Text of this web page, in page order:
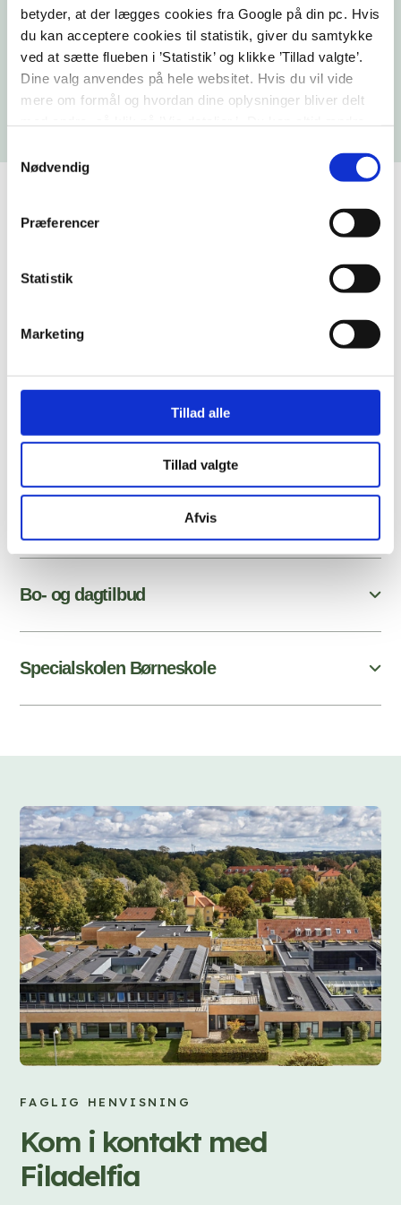
betyder, at der lægges cookies fra Google på din pc. Hvis
du kan acceptere cookies til statistik, giver du samtykke
ved at sætte flueben i ’Statistik’ og klikke ’Tillad valgte’.
Dine valg anvendes på hele websitet. Hvis du vil vide
mere om formål og hvordan dine oplysninger bliver delt
i nederste venstre hjørne på websitet.
Nødvendig
Præferencer
Statistik
Marketing
Tillad alle
Tillad valgte
Afvis
Bo- og dagtilbud
Kommunerne er den myndighed, som henviser til
bo- og dagtilbud.
FAGLIG HENVISNING
Sundhedsstyrelsen
Epilepsihospitalet er godkendt af
dage, har patienten ret til at vælge behandling på
Epilepsihospitalet, som har en aftale med Danske
Regioner.
Center for Neurorehabilitering
Bo- og dagtilbud
Specialskolen Børneskole
FAGLIG HENVISNING
Kom i kontakt med
Filadelfia